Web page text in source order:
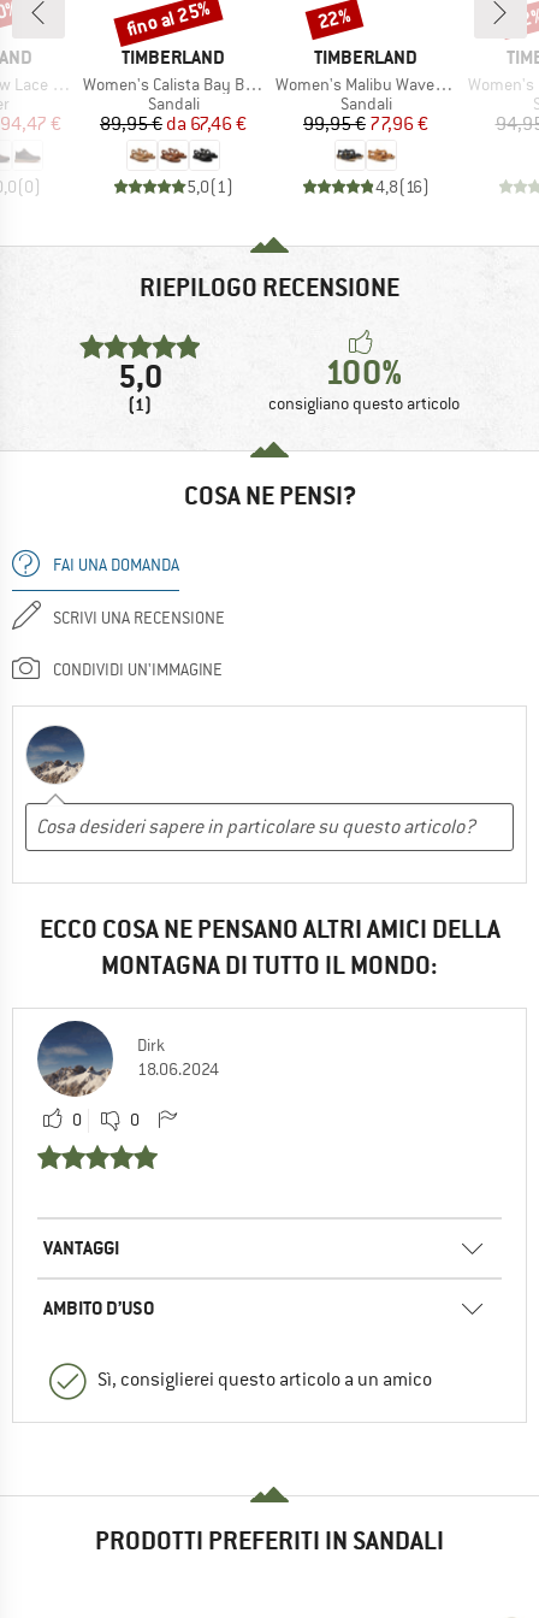
Sneaker
di prodotti
ridotto
94,47 €
(0)
MARCHIO
TIMBERLAND
Articolo
Women's Calista Bay Backstrap Sandal
Gruppo di prodotti
Sandali
Prezzo
89,95 € Prezzo ridotto
da 67,46 €
5,0(1)
Sconto
fino al 25%
MARCHIO
TIMBERLAND
Articolo
Women's Malibu Waves Ankle Strap Sandal
Gruppo di prodotti
Sandali
Prezzo
99,95 €Prezzo ridotto
77,96 €
4,8(16)
Sconto
22%
Articolo
Women's Malibu
RIEPILOGO RECENSIONE
5,0
(1)
100%
consigliano questo articolo
COSA NE PENSI?
FAI UNA DOMANDA
SCRIVI UNA RECENSIONE
CONDIVIDI UN'IMMAGINE
ECCO COSA NE PENSANO ALTRI AMICI DELLA
MONTAGNA DI TUTTO IL MONDO:
Dirk
18.06.2024
0 0
VANTAGGI
AMBITO D’USO
Sì, consiglierei questo articolo a un amico
PRODOTTI PREFERITI IN SANDALI